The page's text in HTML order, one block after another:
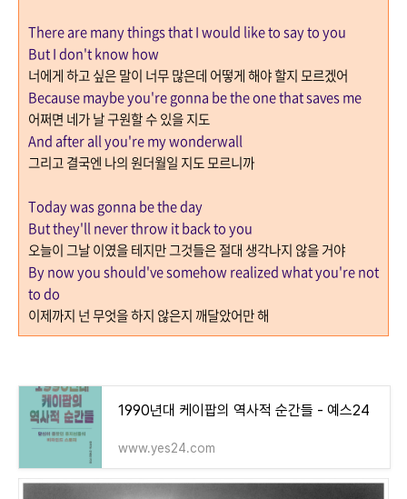
There are many things that I would like to say to you
But I don't know how
너에게 하고 싶은 말이 너무 많은데 어떻게 해야 할지 모르겠어
Because maybe you're gonna be the one that saves me
어쩌면 네가 날 구원할 수 있을 지도
And after all you're my wonderwall
그리고 결국엔 나의 원더월일 지도 모르니까
Today was gonna be the day
But they'll never throw it back to you
오늘이 그날 이였을 테지만 그것들은 절대 생각나지 않을 거야
By now you should've somehow realized what you're not
to do
이제까지 넌 무엇을 하지 않은지 깨달았어만 해
1990년대 케이팝의 역사적 순간들 - 예스24
www.yes24.com